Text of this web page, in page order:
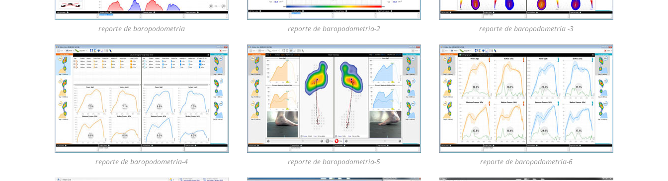
reporte de baropodometria reporte de baropodometria-2 reporte de baropodometria -3
reporte de baropodometria-4 reporte de baropodometria-5 reporte de baropodometria-6